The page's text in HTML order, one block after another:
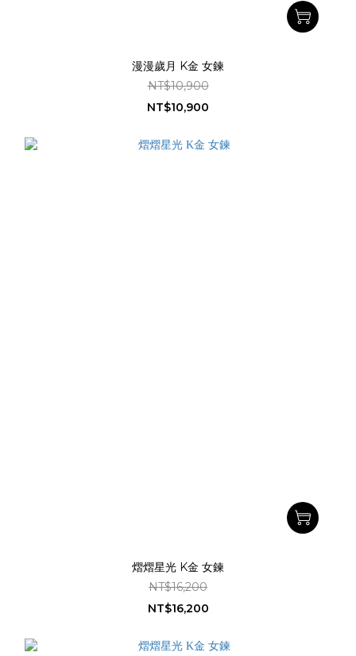
漫漫歲月 K金 女鍊
NT$10,900
NT$10,900
熠熠星光 K金 女鍊
NT$16,200
NT$16,200